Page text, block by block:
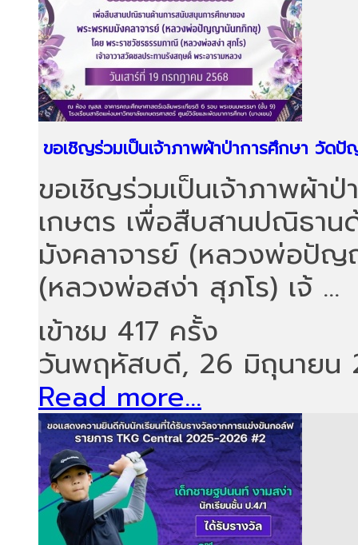
ขอเชิญร่วมเป็นเจ้าภาพผ้าป่าการศึกษา วัด
ขอเชิญร่วมเป็นเจ้าภาพผ้
เกษตร เพื่อสืบสานปณิธาน
มังคลาจารย์ (หลวงพ่อปัญ
(หลวงพ่อสง่า สุภโร) เจ้ ...
เข้าชม 417 ครั้ง
วันพฤหัสบดี, 26 มิถุนายน
Read more...